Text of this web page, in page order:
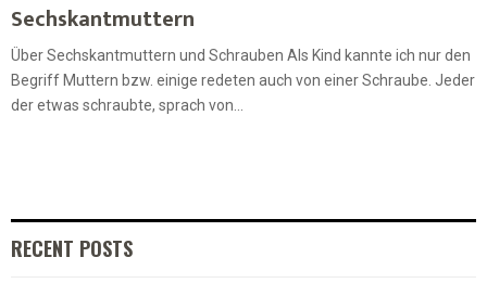
Sechskantmuttern
Über Sechskantmuttern und Schrauben Als Kind kannte ich nur den
Begriff Muttern bzw. einige redeten auch von einer Schraube. Jeder
der etwas schraubte, sprach von...
RECENT POSTS